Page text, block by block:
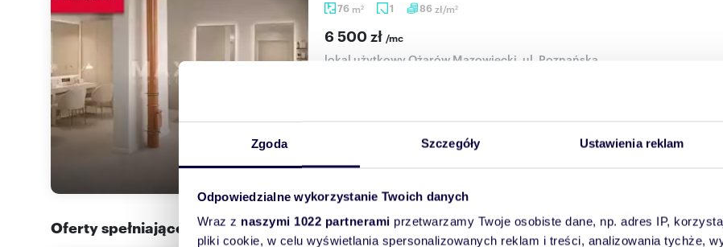
Zgoda Szczegóły Ustawienia reklam
Odpowiedzialne wykorzystanie Twoich danych
Wraz z naszymi 1022 partnerami przetwarzamy Twoje osobiste dane, np. adres IP,
pliki cookie, w celu wyświetlania spersonalizowanych reklam i treści, analizowania tychże,
76 m2 1 86zł/m2
6 500 zł /mc
lokal użytkowy Ożarów Mazowiecki, ul. Poznańska
Oferujemy na wynajem lokal usługowo-handlowy o powierzchni 76
Oferty spełniające Twoje kryteria w promieniu15 km(zobacz wszystkie)